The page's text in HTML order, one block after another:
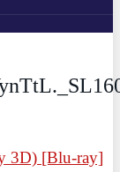
3D) [Blu-ray]